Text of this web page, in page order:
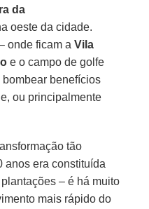
da
oeste da cidade.
onde ficam aVila
e o campo de golfe
benefícios
ou principalmente
tão
anos era constituída
– é há muito
mais rápido do